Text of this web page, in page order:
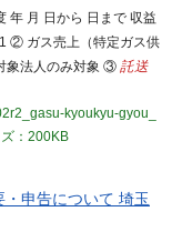
年 月 日から 日まで 収益
② ガス売上（特定ガス供
象法人のみ対象 ③ 託送
kyoukyu-gyou_
：200KB
申告について 埼玉